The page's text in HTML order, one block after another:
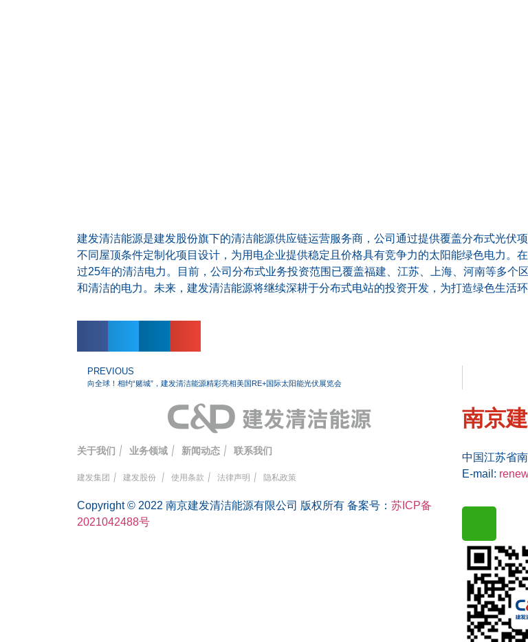
建发清洁能源是建发股份旗下的清洁能源供应链运营服务商，公司通过提供覆盖分布式光伏
不同屋顶条件定制化项目设计，为用电企业提供稳定且价格具有竞争力的太阳能绿色电力。
过25年的清洁电力。目前，公司分布式业务投资范围已覆盖福建、江苏、上海、河南等多个
和清洁的电力。未来，建发清洁能源将继续深耕于分布式电站的投资开发，为打造绿色生活
PREVIOUS
向全球！相约“赌城”，建发清洁能源精彩亮相美国RE+国际太阳能光伏展览会
关于我们 | 业务领域 | 新闻动态 | 联系我们
建发集团 | 建发股份 | 使用条款 | 法律声明 | 隐私政策
Copyright © 2022 南京建发清洁能源有限公司 版权所有 备案号： 苏ICP备
2021042488号
南京
中国江苏省
E-mail: